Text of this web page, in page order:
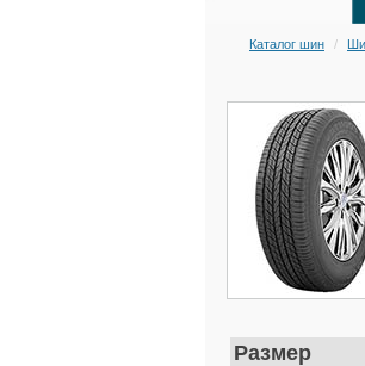
Каталог шин
Размер